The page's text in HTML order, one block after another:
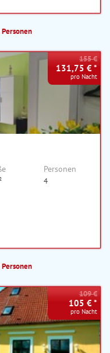
Personen
Personen
4
155 €
131,75 € *
pro Nacht
Personen
109 €
105 € *
pro Nacht